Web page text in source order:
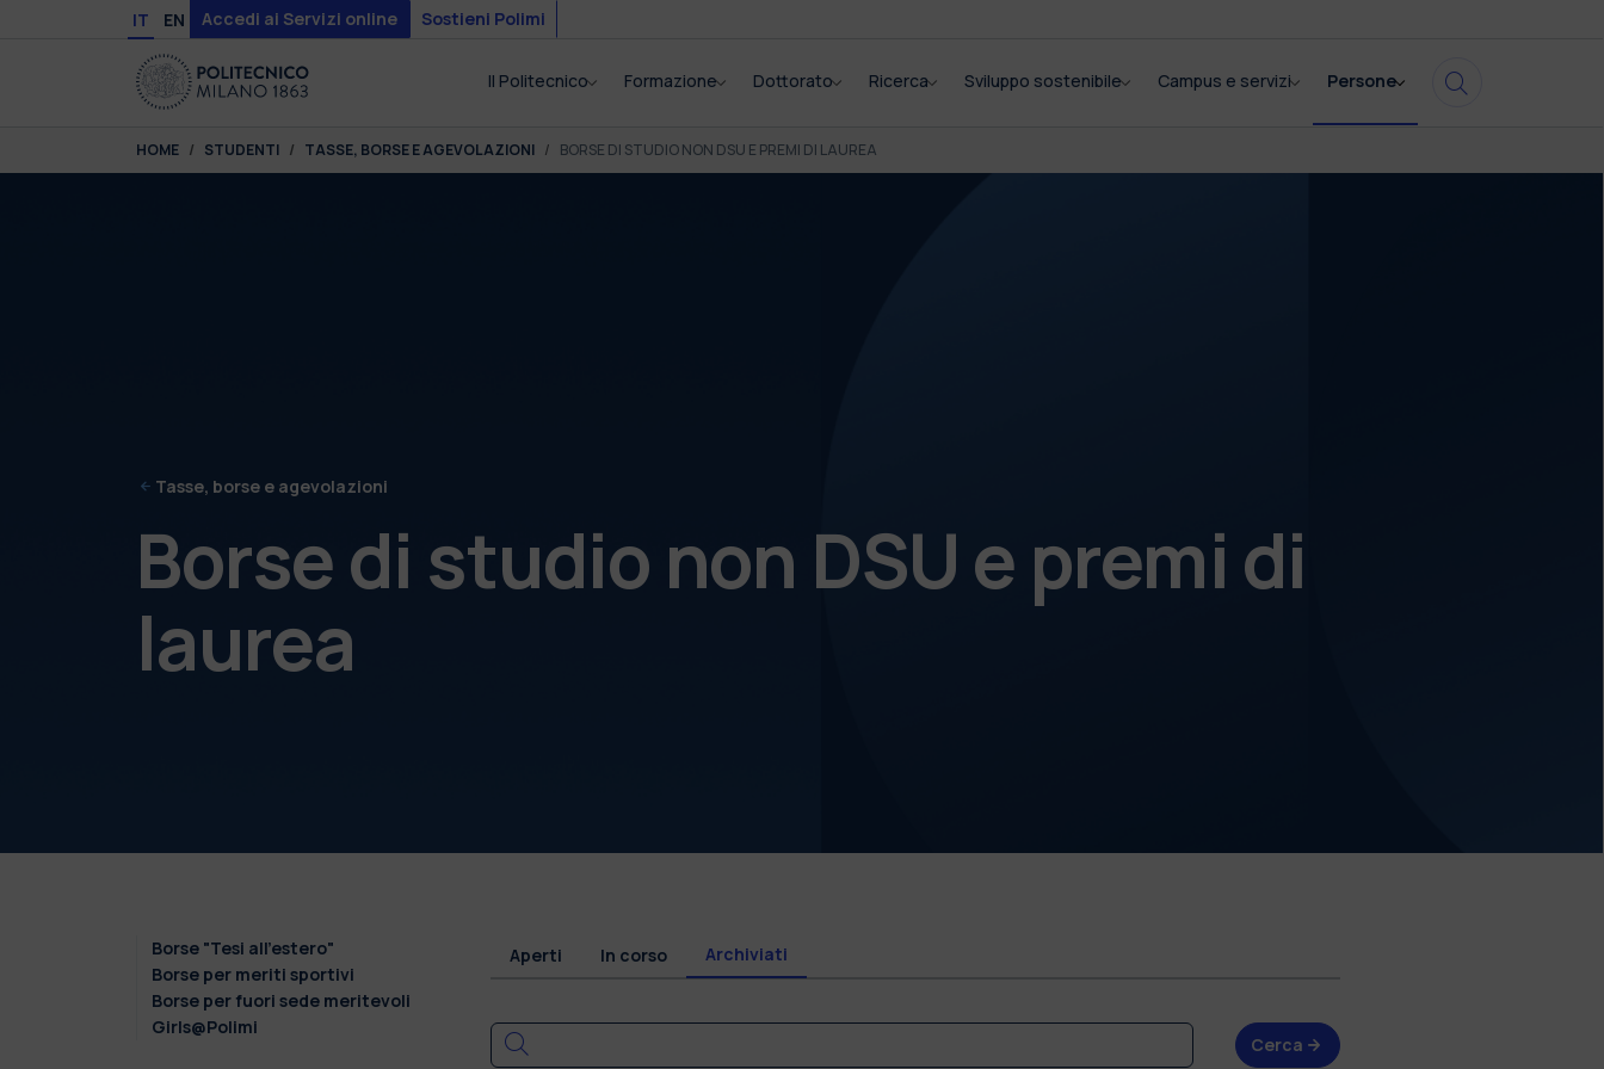
Skip to main content
Skip to page footer
IT EN Accedi ai Servizi online Sostieni Polimi
Il Politecnico Formazione Dottorato Ricerca Sviluppo sostenibile Campus e servizi Persone
You are here:
HOME STUDENTI TASSE, BORSE E AGEVOLAZIONI BORSE DI STUDIO NON DSU E PREMI DI LAUREA
Tasse, borse e agevolazioni
Borse di studio non DSU e premi di
laurea
Borse "Tesi all'estero"
Borse per meriti sportivi
Borse per fuori sede meritevoli
Girls@Polimi
Aperti In corso Archiviati
Cerca